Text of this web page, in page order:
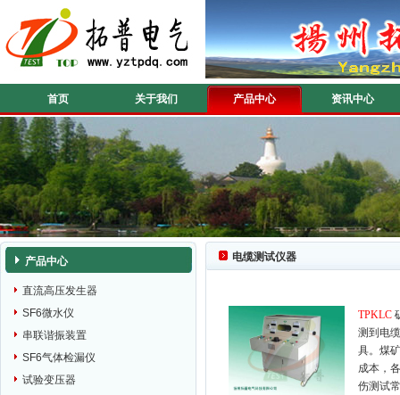
首页 关于我们 产品中心 资讯中心
产品中心
直流高压发生器
SF6微水仪
串联谐振装置
SF6气体检漏仪
试验变压器
电缆测试仪器
TPKLC
测到电
具。煤
成本，
伤测试